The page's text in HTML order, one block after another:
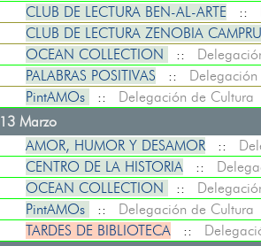
CLUB DE LECTURA BEN-AL-ARTE ::
CLUB DE LECTURA ZENOBIA
OCEAN COLLECTION
::
PALABRAS POSITIVAS ::
PintAMOs
:: Delegación de Cultura
13 Marzo
AMOR, HUMOR Y DESAMOR::
CENTRO DE LA HISTORIA::
OCEAN COLLECTION
::
PintAMOs
:: Delegación de Cultura
TARDES DE BIBLIOTECA::